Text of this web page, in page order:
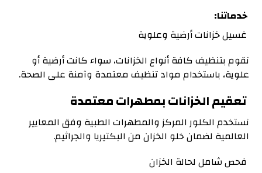
خدماتنا:
غسيل خزانات أرضية وعلوية
نقوم بتنظيف كافة أنواع الخزانات، سواء كانت أرضية أو
علوية، باستخدام مواد تنظيف معتمدة وآمنة على الصحة.
تعقيم الخزانات بمطهرات معتمدة
نستخدم الكلور المركز والمطهرات الطبية وفق المعايير
العالمية لضمان خلو الخزان من البكتيريا والجراثيم.
فحص شامل لحالة الخزان